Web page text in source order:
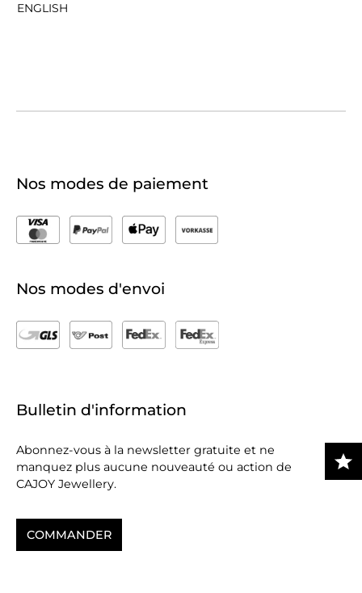
ENGLISH
Nos modes de paiement
Nos modes d'envoi
Bulletin d'information
Abonnez-vous à la newsletter gratuite et ne
manquez plus aucune nouveauté ou action de
CAJOY Jewellery.
COMMANDER